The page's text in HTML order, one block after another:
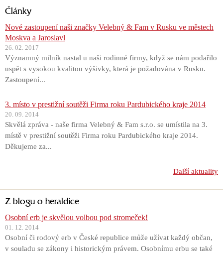
Články
Nové zastoupení naši značky Velebný & Fam v Rusku ve městech
Moskva a Jaroslavl
26. 02. 2017
Významný milník nastal u naši rodinné firmy, když se nám podařilo
uspět s vysokou kvalitou výšivky, která je požadována v Rusku.
Zastoupení...
3. místo v prestižní soutěži Firma roku Pardubického kraje 2014
20. 09. 2014
Skvělá zpráva - naše firma Velebný & Fam s.r.o. se umístila na 3.
místě v prestižní soutěži Firma roku Pardubického kraje 2014.
Děkujeme za...
Další aktuality
Z blogu o heraldice
Osobní erb je skvělou volbou pod stromeček!
01. 12. 2014
Osobní či rodový erb v České republice může užívat každý občan,
v souladu se zákony i historickým právem. Osobnímu erbu se také